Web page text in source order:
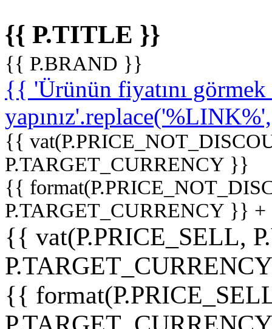
{{ P.TITLE }}
{{ P.BRAND }}
{{ 'Ürünün fiyatını
{{
P.TARGET_CURRENCY }}
{{
P.TARGET_CURRENCY }}
{{ vat(P.PRICE_SELL,
{{